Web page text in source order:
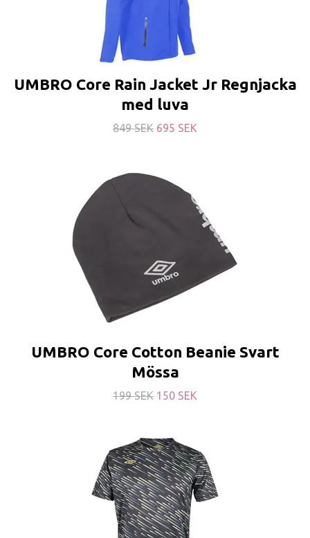
UMBRO Core Rain Jacket Jr Regnjacka
med luva
849 SEK 695 SEK
UMBRO Core Cotton Beanie Svart
Mössa
199 SEK 150 SEK